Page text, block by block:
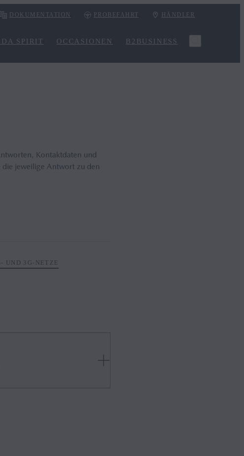
DOKUMENTATION PROBEFAHRT HÄNDLER
SPIRIT OCCASIONEN B2BUSINESS
Kontaktdaten und
die jeweilige Antwort zu den
UND 3G-NETZE